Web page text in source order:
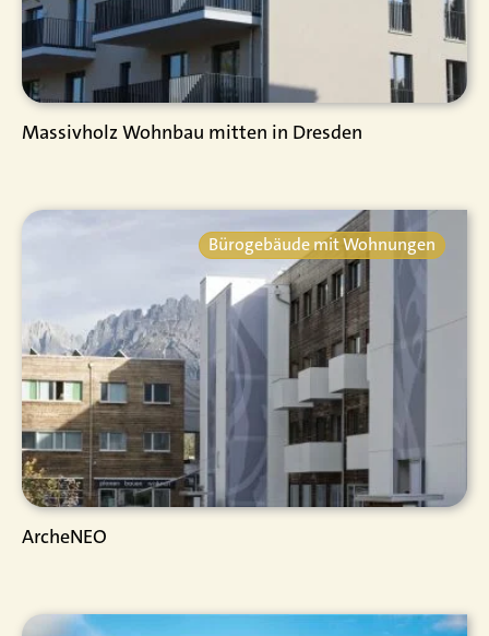
Massivholz Wohnbau mitten in Dresden
Bürogebäude mit Wohnungen
ArcheNEO